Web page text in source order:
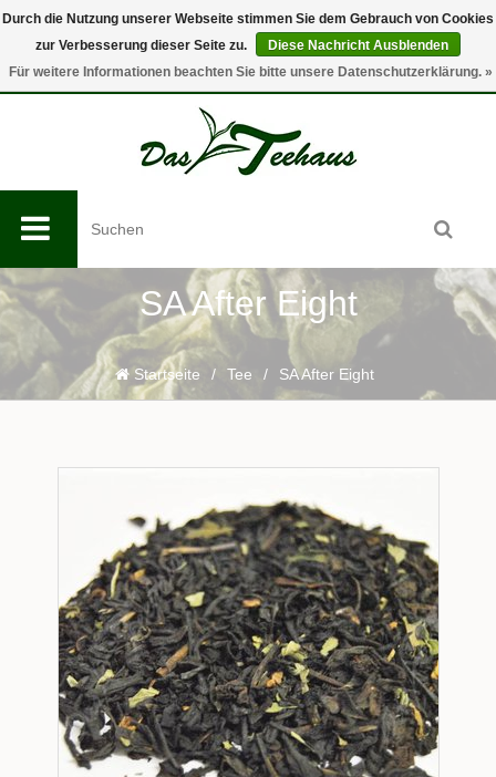
0
SA After Eight
Startseite / Tee / SA After Eight
Durch die Nutzung unserer Webseite stimmen Sie dem Gebrauch von Cookies
zur Verbesserung dieser Seite zu.
Diese Nachricht Ausblenden
Für weitere Informationen beachten Sie bitte unsere Datenschutzerklärung. »